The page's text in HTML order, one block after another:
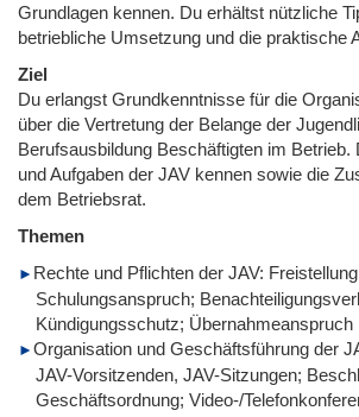
Grundlagen kennen. Du erhältst nützliche
betriebliche Umsetzung und die praktische
Ziel
Du erlangst Grundkenntnisse für die
über die Vertretung der Belange der
Berufsausbildung Beschäftigten im Betrieb.
und Aufgaben der JAV kennen sowie die
dem Betriebsrat.
Themen
Rechte und Pflichten der JAV:
Schulungsanspruch;
Kündigungsschutz; Übernahmeanspruch
Organisation und Geschäftsführung der
JAV-Vorsitzenden, JAV-Sitzungen;
Geschäftsordnung; Video-/